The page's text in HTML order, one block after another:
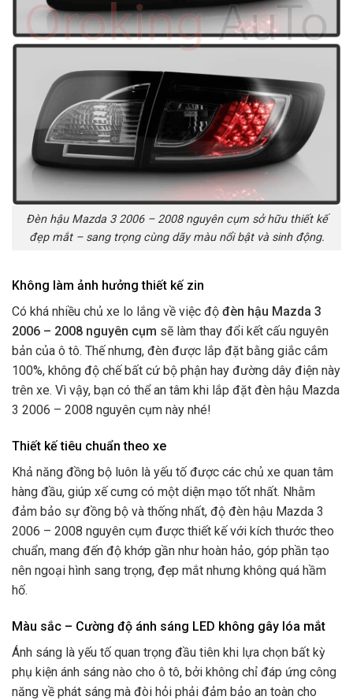
Đèn hậu Mazda 3 2006 – 2008 nguyên cụm sở hữu thiết kế
đẹp mắt – sang trọng cùng dãy màu nổi bật và sinh động.
Không làm ảnh hưởng thiết kế zin
Có khá nhiều chủ xe lo lắng về việc độ đèn hậu Mazda 3
2006 – 2008 nguyên cụm sẽ làm thay đổi kết cấu nguyên
bản của ô tô. Thế nhưng, đèn được lắp đặt bằng giắc cắm
100%, không độ chế bất cứ bộ phận hay đường dây điện này
trên xe. Vì vậy, bạn có thể an tâm khi lắp đặt đèn hậu Mazda
3 2006 – 2008 nguyên cụm này nhé!
Thiết kế tiêu chuẩn theo xe
Khả năng đồng bộ luôn là yếu tố được các chủ xe quan tâm
hàng đầu, giúp xế cưng có một diện mạo tốt nhất. Nhằm
đảm bảo sự đồng bộ và thống nhất, độ đèn hậu Mazda 3
2006 – 2008 nguyên cụm được thiết kế với kích thước theo
chuẩn, mang đến độ khớp gần như hoàn hảo, góp phần tạo
nên ngoại hình sang trọng, đẹp mắt nhưng không quá hầm
hố.
Màu sắc – Cường độ ánh sáng LED không gây lóa mắt
Ánh sáng là yếu tố quan trọng đầu tiên khi lựa chọn bất kỳ
phụ kiện ánh sáng nào cho ô tô, bởi không chỉ đáp ứng công
năng về phát sáng mà đòi hỏi phải đảm bảo an toàn cho